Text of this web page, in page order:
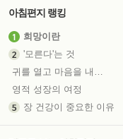
아침편지 랭킹
희망이란
'모른다'는 것
귀를 열고 마음을 내어주고
영적 성장의 여정
장 건강이 중요한 이유